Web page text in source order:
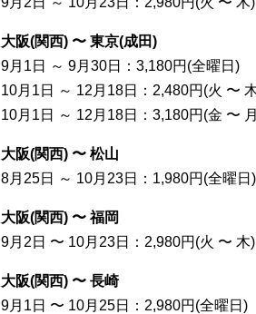
大阪(関西) 〜 東京(成田)
9月1日 ～ 9月30日：3,180円(全曜日)
10月1日 ～ 12月18日：2,480円(火 〜
10月1日 ～ 12月18日：3,180円(金 〜
大阪(関西) 〜 松山
8月25日 ～ 10月23日：1,980円(全曜日)
大阪(関西) 〜 福岡
9月2日 〜 10月23日：2,980円(火 〜 木)
大阪(関西) 〜 長崎
9月1日 〜 10月25日：2,980円(全曜日)